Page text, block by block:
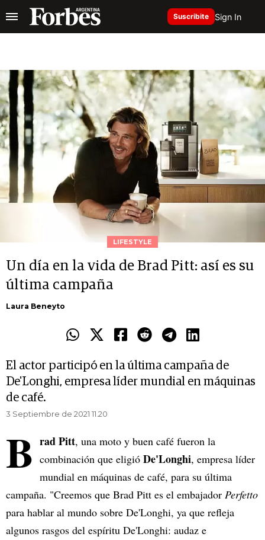
Suscribite Sign In
LIFESTYLE
Un día en la vida de Brad Pitt: así es su
última campaña
Laura Beneyto
El actor participó en la última campaña de
De'Longhi, empresa líder mundial en máquinas
de café.
3 Septiembre de 2021 11.20
B rad Pitt, una moto y buen café fueron la
combinación que eligió De'Longhi, empresa líder
mundial en máquinas de café, para su última
campaña. "Creemos que Brad Pitt es el embajador Perfetto
para hablar al mundo sobre De'Longhi, ya que refleja
algunos rasgos del espíritu De'Longhi: audaz e